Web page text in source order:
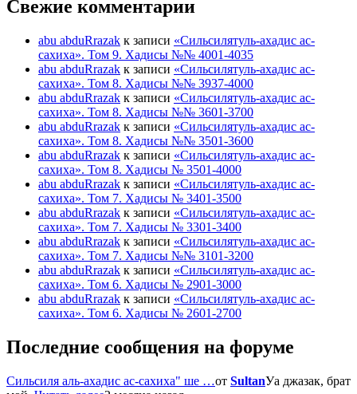
Свежие комментарии
abu abduRrazak к записи «Сильсилятуль-ахадис ас-
сахиха». Том 9. Хадисы №№ 4001-4035
abu abduRrazak к записи «Сильсилятуль-ахадис ас-
сахиха». Том 8. Хадисы №№ 3937-4000
abu abduRrazak к записи «Сильсилятуль-ахадис ас-
сахиха». Том 8. Хадисы №№ 3601-3700
abu abduRrazak к записи «Сильсилятуль-ахадис ас-
сахиха». Том 8. Хадисы №№ 3501-3600
abu abduRrazak к записи «Сильсилятуль-ахадис ас-
сахиха». Том 8. Хадисы № 3501-4000
abu abduRrazak к записи «Сильсилятуль-ахадис ас-
сахиха». Том 7. Хадисы № 3401-3500
abu abduRrazak к записи «Сильсилятуль-ахадис ас-
сахиха». Том 7. Хадисы № 3301-3400
abu abduRrazak к записи «Сильсилятуль-ахадис ас-
сахиха». Том 7. Хадисы №№ 3101-3200
abu abduRrazak к записи «Сильсилятуль-ахадис ас-
сахиха». Том 6. Хадисы № 2901-3000
abu abduRrazak к записи «Сильсилятуль-ахадис ас-
сахиха». Том 6. Хадисы № 2601-2700
Последние сообщения на форуме
Сильсиля аль-ахадис ас-сахиха" ше …от SultanУа джазак, брат